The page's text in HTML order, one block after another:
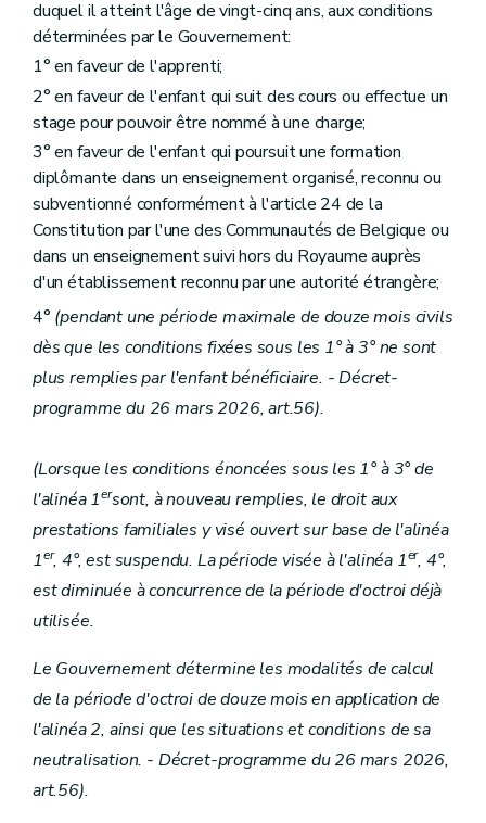
duquel il atteint l'âge de vingt-cinq ans, aux conditions
déterminées par le Gouvernement:
1° en faveur de l'apprenti;
2° en faveur de l'enfant qui suit des cours ou effectue un
stage pour pouvoir être nommé à une charge;
3° en faveur de l'enfant qui poursuit une formation
diplômante dans un enseignement organisé, reconnu ou
subventionné conformément à l'article 24 de la
Constitution par l'une des Communautés de Belgique ou
dans un enseignement suivi hors du Royaume auprès
d'un établissement reconnu par une autorité étrangère;
4° (pendant une période maximale de douze mois civils
dès que les conditions fixées sous les 1° à 3° ne sont
plus remplies par l'enfant bénéficiaire. - Décret-
programme du 26 mars 2026, art.56).
(Lorsque les conditions énoncées sous les 1° à 3° de
l'alinéa 1ersont, à nouveau remplies, le droit aux
prestations familiales y visé ouvert sur base de l'alinéa
1er, 4°, est suspendu. La période visée à l'alinéa 1er, 4°,
est diminuée à concurrence de la période d'octroi déjà
utilisée.
Le Gouvernement détermine les modalités de calcul
de la période d'octroi de douze mois en application de
l'alinéa 2, ainsi que les situations et conditions de sa
neutralisation. - Décret-programme du 26 mars 2026,
art.56).